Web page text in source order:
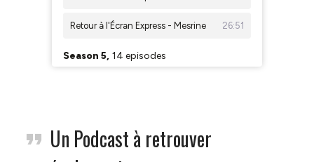
Un Podcast à retrouver